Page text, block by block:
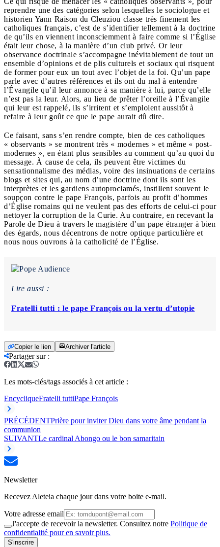
reprendre une des catégories selon lesquelles le sociologue et
historien Yann Raison du Cleuziou classe très finement les
catholiques français, c’est de s’identifier tellement à la doctrine
de qu’ils en viennent inconsciemment à faire comme si l’Église
était leur chose, à la manière d’un club privé. Or leur
observance doctrinale s’accompagne inévitablement de tout un
ensemble d’opinions et de plis culturels et sociaux qui risquent
de former pour eux un tout avec l’objet de la foi. Qu’un pape
parle avec d’autres références et ils ont du mal à entendre
l’Évangile qu’il leur annonce à sa manière à lui, parce qu’elle
n’est pas la leur. Alors, au lieu de prêter l’oreille à l’Évangile
qui leur est rappelé, ils s’irritent et s’emploient aussitôt à
refaire à leur goût ce que le pape aurait dû dire.
Ce faisant, sans s’en rendre compte, bien de ces catholiques
« observants » se montrent très « modernes » et même « post-
modernes », en étant plus sensibles au comment qu’au quoi du
message. À cause de cela, ils peuvent être victimes du
sensationnalisme des médias, voire des insinuations de certains
blogs et sites qui, au nom d’une doctrine dont ils sont les
interprètes et les gardiens autoproclamés, instillent souvent le
soupçon contre le pape François, parfois au profit d’hommes
d’Église romains qui ne veulent pas des efforts de celui-ci pour
nettoyer la corruption de la Curie. Au contraire, en recevant la
Parole de Dieu à travers le magistère d’un pape étranger à bien
des égards, nous décentrons de notre optique particulière et
nous nous ouvrons à la catholicité de l’Église.
Lire aussi :
Fratelli tutti : le pape François ou la vertu d’utopie
Copier le lien Archiver l'article
Partager sur:
Les mots-clés/tags associés à cet article :
EncycliqueFratelli tuttiPape François
PRÉCÉDENTPrière pour inviter Dieu dans votre âme pendant la
communion
SUIVANTLe cardinal Abongo ou le bon samaritain
Newsletter
Recevez Aleteia chaque jour dans votre boite e-mail.
Votre adresse email
J'accepte de recevoir la newsletter. Consultez notre Politique de
confidentialité pour en savoir plus.
S'inscrire